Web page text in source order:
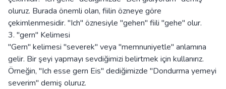
oluruz. Burada önemli olan, fiilin özneye göre
çekimlenmesidir. "Ich" öznesiyle "gehen" fiili "gehe" olur.
3. "gern" Kelimesi
"Gern" kelimesi "severek" veya "memnuniyetle" anlamına
gelir. Bir şeyi yapmayı sevdiğimizi belirtmek için kullanırız.
Örneğin, "Ich esse gern Eis" dediğimizde "Dondurma yemeyi
severim" demiş oluruz.